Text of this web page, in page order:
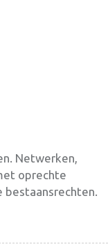
Netwerken,
oprechte